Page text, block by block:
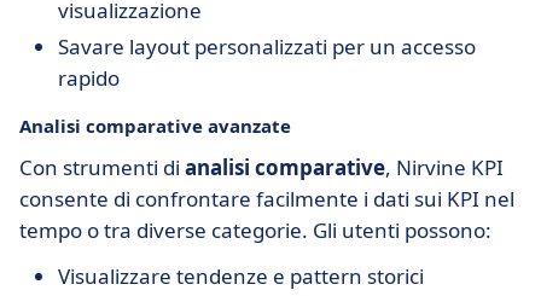
visualizzazione
Savare layout personalizzati per un accesso
rapido
Analisi comparative avanzate
Con strumenti di analisi comparative, Nirvine KPI
consente di confrontare facilmente i dati sui KPI nel
tempo o tra diverse categorie. Gli utenti possono:
Visualizzare tendenze e pattern storici